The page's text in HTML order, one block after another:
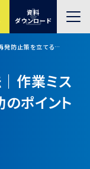
資料
ダウンロード
再発防止策を立てる方法｜作業ミスを防ぐ7つの具体例と成功のポイント
作業ミス
ポイント